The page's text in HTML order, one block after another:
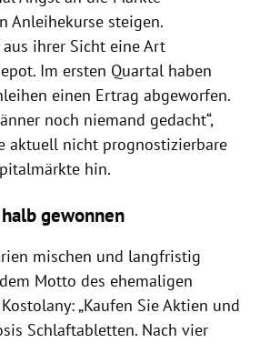
Anleihekurse steigen.
ihrer Sicht eine Art
Im ersten Quartal haben
einen Ertrag abgeworfen.
noch niemand gedacht“,
aktuell nicht prognostizierbare
hin.
gewonnen
mischen und langfristig
Motto des ehemaligen
: „Kaufen Sie Aktien und
Schlaftabletten. Nach vier